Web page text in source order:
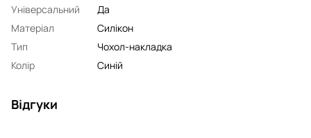
Універсальний
Да
Матеріал
Силікон
Тип
Чохол-накладка
Колір
Синій
Відгуки